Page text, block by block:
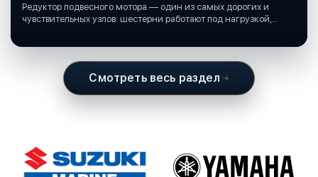
Редуктор подвесного мотора — один из самых дорогих и
чувствительных узлов: шестерни работают под нагрузкой,
Смотреть весь раздел